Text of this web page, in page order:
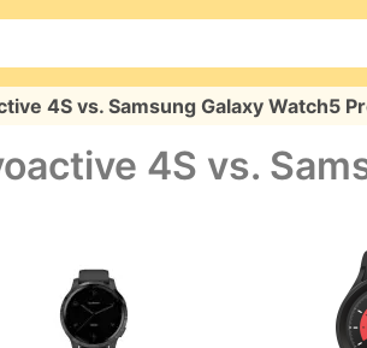
4S vs. Samsung Galaxy Watch5
4S vs.